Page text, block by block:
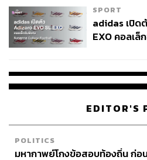
SPORT
adidas เปิด
EXO คอลเ
EDITOR'S
POLITICS
มหากาพย์โกงข้อสอบท้องถิ่น ก่อ